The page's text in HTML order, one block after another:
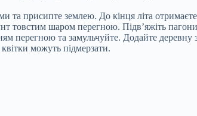
та присипте землею. До кінця літа
товстим шаром перегною. Підв’яжіть
перегною та замульчуйте. Додайте деревну
можуть підмерзати.